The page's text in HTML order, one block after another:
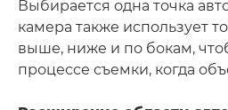
Выбирается одна точка
камера также использует
выше, ниже и по бокам,
процессе съемки, когда